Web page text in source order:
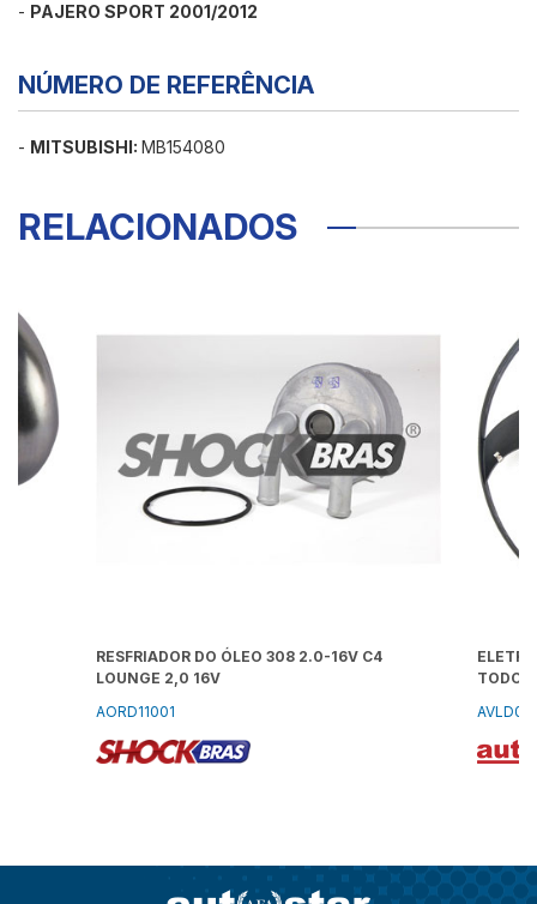
- PAJERO SPORT 2001/2012
NÚMERO DE REFERÊNCIA
- MITSUBISHI: MB154080
RELACIONADOS
RESFRIADOR DO ÓLEO 308 2.0-16V C4
LOUNGE 2,0 16V
AORD11001
TODOS